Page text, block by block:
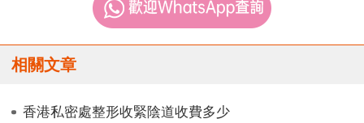
相關文章
香港私密處整形收緊陰道收費多少